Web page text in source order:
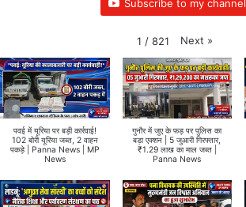
Subscribe to my channel
1 / 821 Next »
पवई में यूरिया पर बड़ी कार्रवाई!
102 बोरी यूरिया जब्त, 2 वाहन
पकड़े | Panna News | MP
News
गुनौर में जुए के फड़ पर पुलिस का
बड़ा एक्शन | 5 जुआरी गिरफ्तार,
₹1.29 लाख का माल जब्त |
Panna News